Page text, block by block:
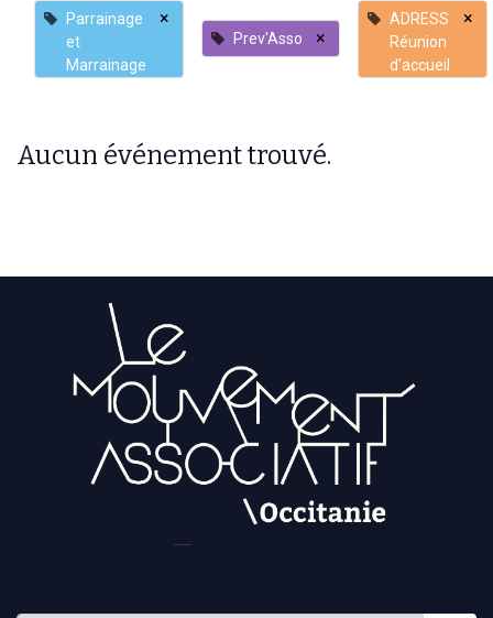
Parrainage
et
Marrainage
×
Prev'Asso ×
ADRESS
Réunion
d'accueil
×
Aucun événement trouvé.